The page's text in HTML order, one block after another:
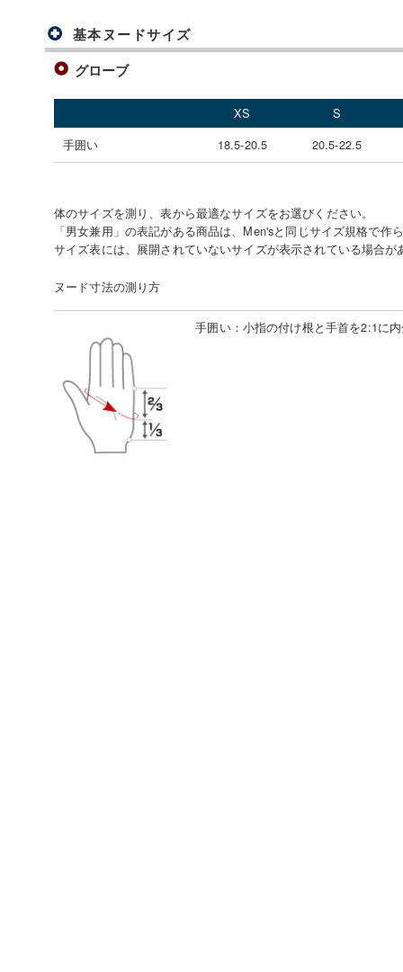
基本ヌードサイズ
グローブ
XS
S
手囲い
18.5-20.5 20.5-22.5
体のサイズを測り、表から最適なサイズをお選びください。
「男女兼用」の表記がある商品は、Men'sと同じサイズ規格で作
サイズ表には、展開されていないサイズが表示されている場合が
ヌード寸法の測り方
手囲い： 小指の付け根と手首を2:1に